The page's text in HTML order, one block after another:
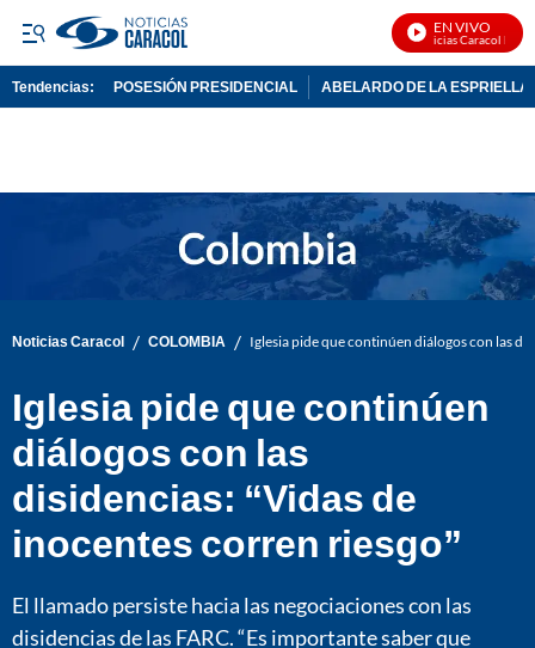
EN VIVO
Noticias Caracol En
Tendencias: POSESIÓN PRESIDENCIAL ABELARDO DE LA ESPRIELLA
Noticias Caracol / COLOMBIA / Iglesia pide que continúen diálogos con las
Iglesia pide que continúen
diálogos con las
disidencias: “Vidas de
inocentes corren riesgo”
El llamado persiste hacia las negociaciones con las
disidencias de las FARC. “Es importante saber que